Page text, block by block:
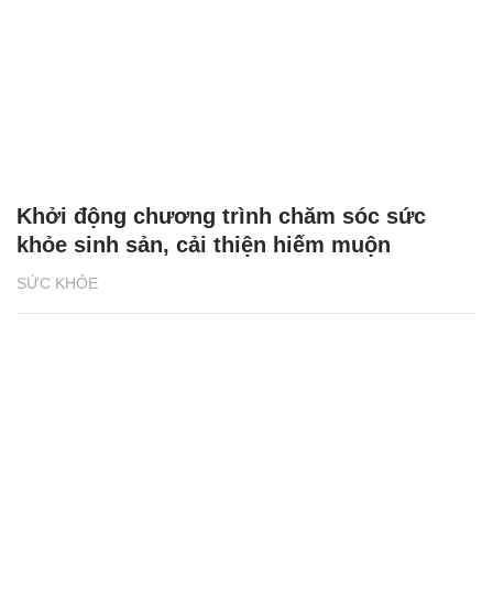
SỨC KHỎE
Khởi động chương trình chăm sóc sức
khỏe sinh sản, cải thiện hiếm muộn